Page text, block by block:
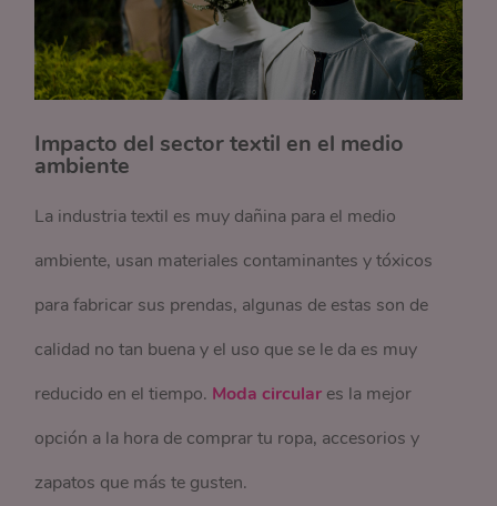
Impacto del sector textil en el medio
ambiente
La industria textil es muy dañina para el medio
ambiente, usan materiales contaminantes y tóxicos
para fabricar sus prendas, algunas de estas son de
calidad no tan buena y el uso que se le da es muy
reducido en el tiempo. Moda circular es la mejor
opción a la hora de comprar tu ropa, accesorios y
zapatos que más te gusten.